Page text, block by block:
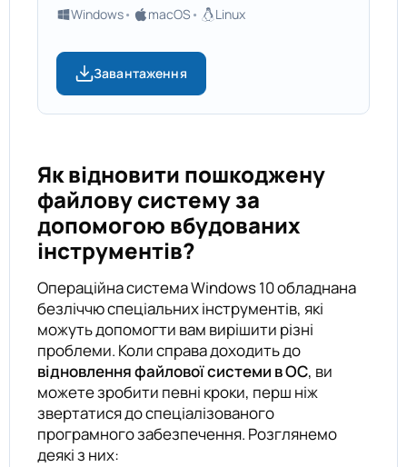
Windows macOS Linux
Завантаження
Як відновити пошкоджену
файлову систему за
допомогою вбудованих
інструментів?
Операційна система Windows 10 обладнана
безліччю спеціальних інструментів, які
можуть допомогти вам вирішити різні
проблеми. Коли справа доходить до
відновлення файлової системи в ОС, ви
можете зробити певні кроки, перш ніж
звертатися до спеціалізованого
програмного забезпечення. Розглянемо
деякі з них: